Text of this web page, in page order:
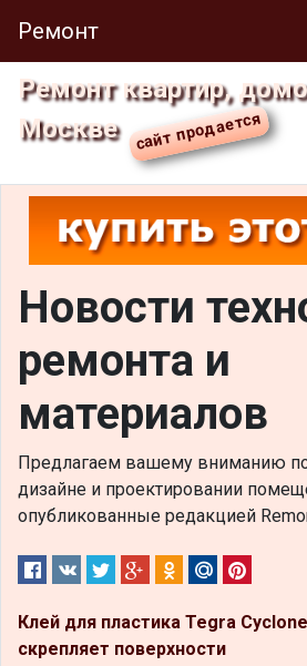
Ремонт
Ремонт квартир,
Москве
Новости
ремонта и
материалов
Предлагаем вашему вниманию
дизайне и проектировании
опубликованные редакцией
Клей для пластика Tegra
скрепляет поверхности